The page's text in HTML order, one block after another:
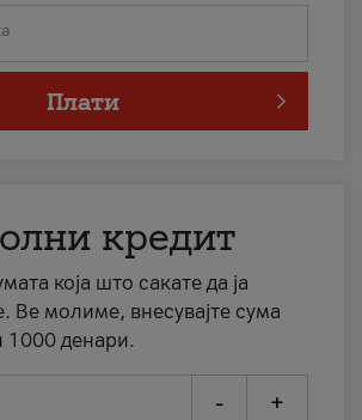
Плати
кредит
која што сакате да ја
Ве молиме, внесувајте сума
1000 денари.
- +